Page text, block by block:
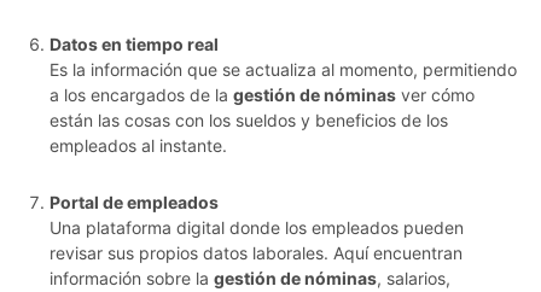
Datos en tiempo real
Es la información que se actualiza al momento, permitiendo
a los encargados de la gestión de nóminas ver cómo
están las cosas con los sueldos y beneficios de los
empleados al instante.
Portal de empleados
Una plataforma digital donde los empleados pueden
revisar sus propios datos laborales. Aquí encuentran
información sobre la gestión de nóminas, salarios,